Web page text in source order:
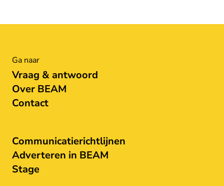
Ga naar
Vraag & antwoord
Over BEAM
Contact
Communicatierichtlijnen
Adverteren in BEAM
Stage